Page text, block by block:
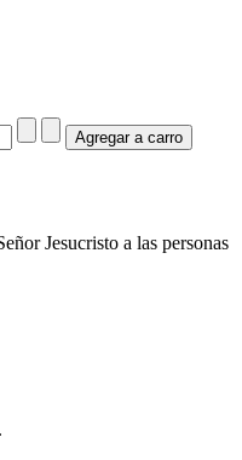
Jesucristo a las personas